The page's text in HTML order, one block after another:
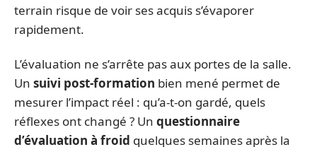
terrain risque de voir ses acquis s’évaporer
rapidement.
L’évaluation ne s’arrête pas aux portes de la salle.
Un suivi post-formation bien mené permet de
mesurer l’impact réel : qu’a-t-on gardé, quels
réflexes ont changé ? Un questionnaire
d’évaluation à froid quelques semaines après la